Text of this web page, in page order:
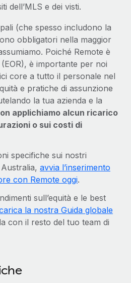
dell’MLS e dei visti.
(che spesso includono la
obbligatori nella maggior
Poiché Remote è
è importante per noi
core a tutto il personale nel
e pratiche di assunzione
la tua azienda e la
applichiamo alcun ricarico
o sui costi di
specifiche sui nostri
avvia l’inserimento
con Remote oggi.
sull’equità e le best
la nostra Guida globale
con il resto del tuo team di